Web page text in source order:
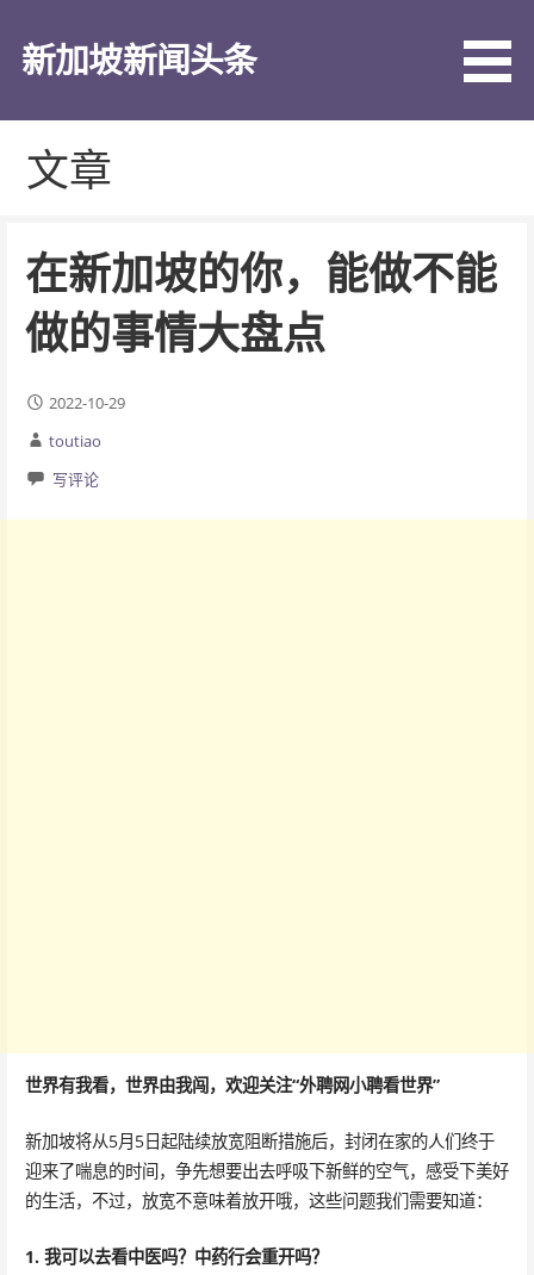
新加坡新闻头条
文章
在新加坡的你，能做不能
做的事情大盘点
2022-10-29
toutiao
写评论
世界有我看，世界由我闯，欢迎关注“外聘网小聘看世界”
新加坡将从5月5日起陆续放宽阻断措施后，封闭在家的人们终于
迎来了喘息的时间，争先想要出去呼吸下新鲜的空气，感受下美好
的生活，不过，放宽不意味着放开哦，这些问题我们需要知道：
1. 我可以去看中医吗？中药行会重开吗？